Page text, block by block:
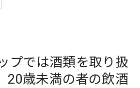
プでは酒類を取り扱
20歳未満の者の飲酒